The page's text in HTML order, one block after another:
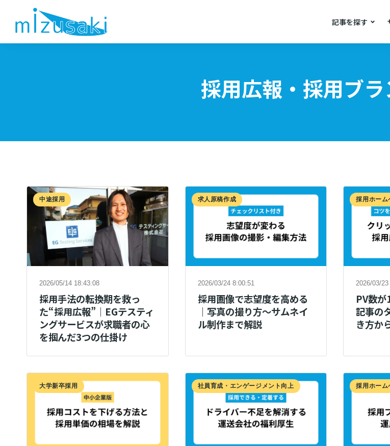
記事を探す
採用広報・採用ブ
中途採用
2026/05/14 18:43:08
採用手法の転換期を救っ
た“採用広報”｜EGテスティ
ングサービスが求職者の心
を掴んだ3つの仕掛け
求人原稿作成
2026/03/24 8:00:51
採用画像で志望度を高める
｜写真の撮り方～サムネイ
ル制作まで解説
採用ホーム
2026/03/
PV数
記事の
き方か
大学新卒採用 社員育成・エンゲージメント向上 採用ホーム